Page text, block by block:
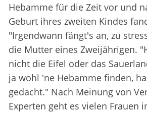
Hebamme für die Zeit vor und
Geburt ihres zweiten Kindes
"Irgendwann fängt's an, zu
die Mutter eines Zweijährigen.
nicht die Eifel oder das
ja wohl 'ne Hebamme finden,
gedacht." Nach Meinung von
Experten geht es vielen Frauen